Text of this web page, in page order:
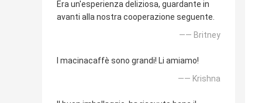
Era un'esperienza deliziosa, guardante in
avanti alla nostra cooperazione seguente.
—— Britney
I macinacaffè sono grandi! Li amiamo!
—— Krishna